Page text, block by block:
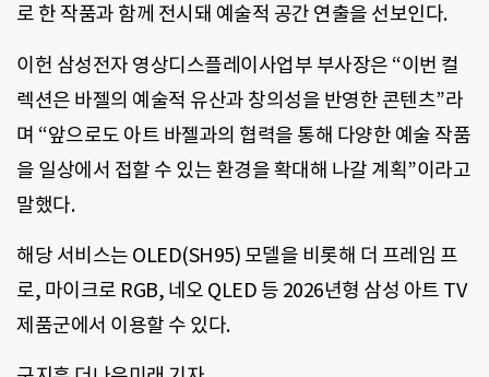
로 한 작품과 함께 전시돼 예술적 공간 연출을 선보인다.
이헌 삼성전자 영상디스플레이사업부 부사장은 “이번 컬
렉션은 바젤의 예술적 유산과 창의성을 반영한 콘텐츠”라
며 “앞으로도 아트 바젤과의 협력을 통해 다양한 예술 작품
을 일상에서 접할 수 있는 환경을 확대해 나갈 계획”이라고
말했다.
해당 서비스는 OLED(SH95) 모델을 비롯해 더 프레임 프
로, 마이크로 RGB, 네오 QLED 등 2026년형 삼성 아트 TV
제품군에서 이용할 수 있다.